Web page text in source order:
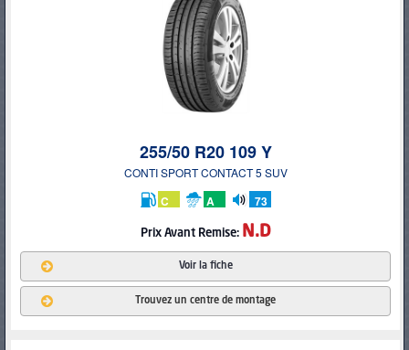
255/50 R20 109 Y
CONTI SPORT CONTACT 5 SUV
C A
73
db
Prix Avant Remise: N.D
Voir la fiche
Trouvez un centre de montage